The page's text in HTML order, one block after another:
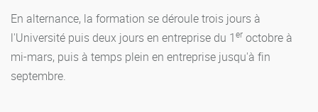
sont organisées : une session initiale et une session de
rattrapage après une première publication des résultats.
En alternance, la formation se déroule trois jours à
l'Université puis deux jours en entreprise du 1er octobre à
mi-mars, puis à temps plein en entreprise jusqu'à fin
septembre.